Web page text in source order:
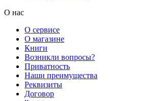
О нас
О сервисе
О магазине
Книги
Возникли вопросы?
Приватность
Наши преимущества
Реквизиты
Договор